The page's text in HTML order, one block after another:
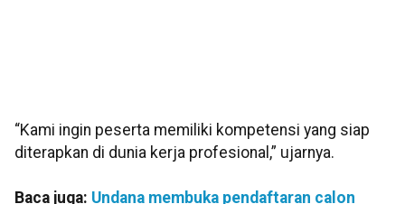
“Kami ingin peserta memiliki kompetensi yang siap
diterapkan di dunia kerja profesional,” ujarnya.
Baca juga: Undana membuka pendaftaran calon